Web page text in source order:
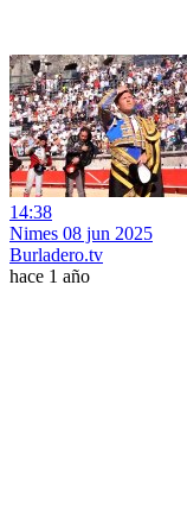
14:38
Nimes 08 jun 2025
Burladero.tv
hace 1 año